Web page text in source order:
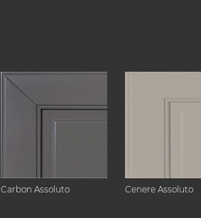
Carbon Assoluto Cenere Assoluto